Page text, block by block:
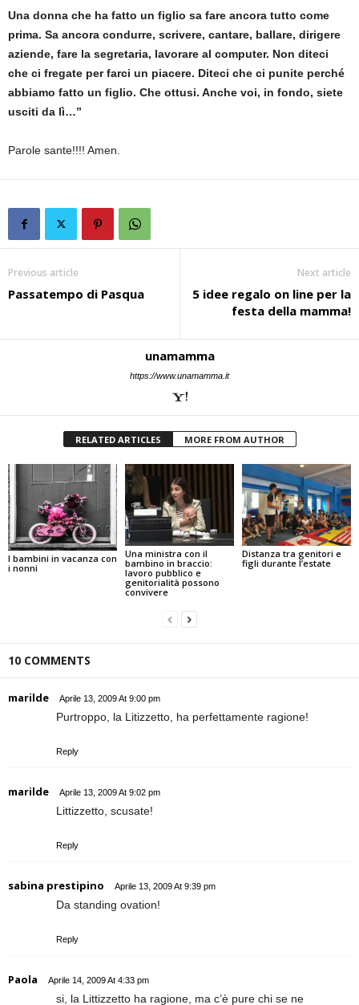
Una donna che ha fatto un figlio sa fare ancora tutto come
prima. Sa ancora condurre, scrivere, cantare, ballare, dirigere
aziende, fare la segretaria, lavorare al computer. Non diteci
che ci fregate per farci un piacere. Diteci che ci punite perché
abbiamo fatto un figlio. Che ottusi. Anche voi, in fondo, siete
usciti da lì…”
Parole sante!!!! Amen.
Previous article
Passatempo di Pasqua
Next article
5 idee regalo on line per la
festa della mamma!
unamamma
https://www.unamamma.it
RELATED ARTICLES MORE FROM AUTHOR
I bambini in vacanza con
i nonni
Una ministra con il
bambino in braccio:
lavoro pubblico e
genitorialità possono
convivere
Distanza tra genitori e
figli durante l’estate
10 COMMENTS
marilde Aprile 13, 2009 At 9:00 pm
Purtroppo, la Litizzetto, ha perfettamente ragione!
Reply
marilde Aprile 13, 2009 At 9:02 pm
Littizzetto, scusate!
Reply
sabina prestipino Aprile 13, 2009 At 9:39 pm
Da standing ovation!
Reply
Paola Aprile 14, 2009 At 4:33 pm
si, la Littizzetto ha ragione, ma c’è pure chi se ne